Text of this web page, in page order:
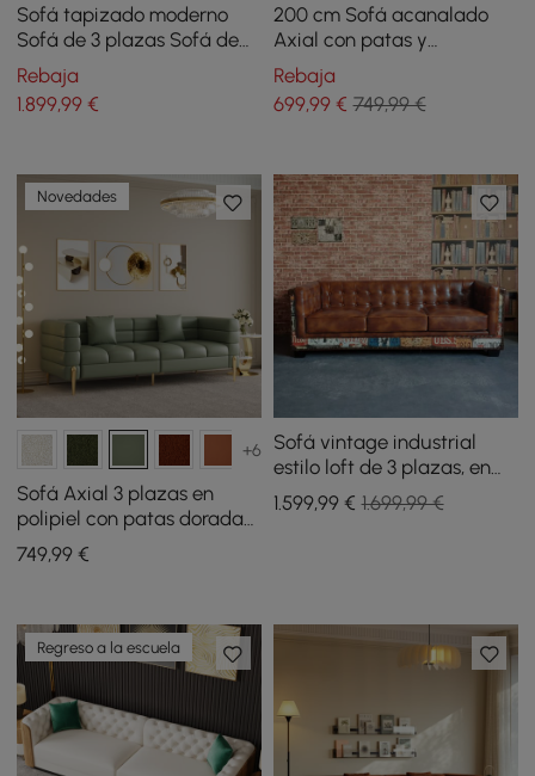
Sofá tapizado moderno
Sofá de 3 plazas Sofá de
algodón y lino
Rebaja
1.899,99 €
200 cm Sofá acanalado
Axial con patas y
almohadas plateadas
Rebaja
699,99€ 749,99 €
Novedades
+6
Sofá Axial 3 plazas en
polipiel con patas doradas
y cojines con tapizado
acanalado 201 cm
749,99 €
Sofá vintage industrial
estilo loft de 3 plazas, en
cuero sintético marrón con
botones
1.599,99€ 1.699,99 €
Regreso a la escuela